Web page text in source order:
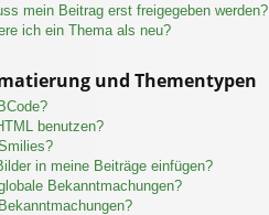
mein Beitrag erst freigegeben werden?
ich ein Thema als neu?
und Thementypen
benutzen?
in meine Beiträge einfügen?
Bekanntmachungen?